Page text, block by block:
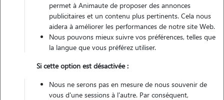
Garde d'animaux Pension chien Cholet
Trouvez votre pension pour
chien à Cholet
permet à Animaute de proposer des annonces
publicitaires et un contenu plus pertinents. Cela nous
aidera à améliorer les performances de notre site Web.
Nous pouvons mieux suivre vos préférences, telles que
la langue que vous préférez utiliser.
Si cette option est désactivée :
Nous ne serons pas en mesure de nous souvenir de
vous d'une sessions à l'autre. Par conséquent,